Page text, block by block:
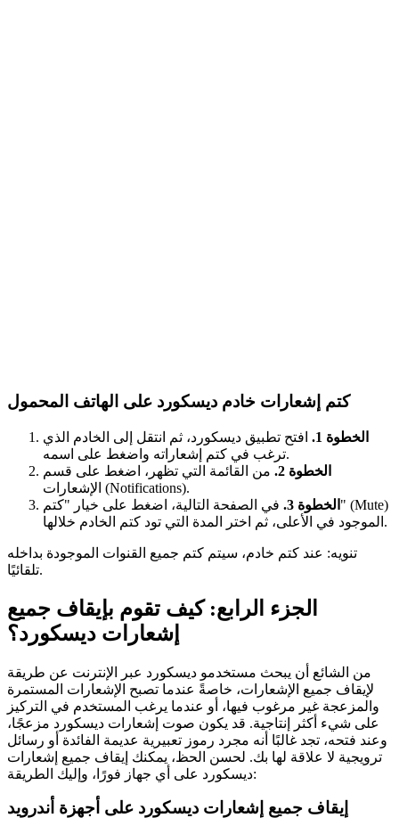
كتم إشعارات خادم ديسكورد على الهاتف المحمول
الخطوة 1.
افتح تطبيق ديسكورد، ثم انتقل إلى الخادم الذي
ترغب في كتم إشعاراته واضغط على اسمه.
الخطوة 2.
من القائمة التي تظهر، اضغط على قسم
الإشعارات (Notifications).
الخطوة 3.
في الصفحة التالية، اضغط على خيار "كتم" (Mute)
الموجود في الأعلى، ثم اختر المدة التي تود كتم الخادم خلالها.
تنويه: عند كتم خادم، سيتم كتم جميع القنوات الموجودة بداخله
تلقائيًا.
الجزء الرابع: كيف تقوم بإيقاف جميع
إشعارات ديسكورد؟
من الشائع أن يبحث مستخدمو ديسكورد عبر الإنترنت عن طريقة
لإيقاف جميع الإشعارات، خاصةً عندما تصبح الإشعارات المستمرة
والمزعجة غير مرغوب فيها، أو عندما يرغب المستخدم في التركيز
على شيء أكثر إنتاجية. قد يكون صوت إشعارات ديسكورد مزعجًا،
وعند فتحه، تجد غالبًا أنه مجرد رموز تعبيرية عديمة الفائدة أو رسائل
ترويجية لا علاقة لها بك. لحسن الحظ، يمكنك إيقاف جميع إشعارات
ديسكورد على أي جهاز فورًا، وإليك الطريقة:
إيقاف جميع إشعارات ديسكورد على أجهزة أندرويد